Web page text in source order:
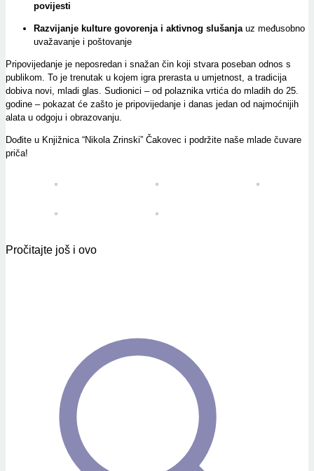
povijesti
Razvijanje kulture govorenja i aktivnog slušanjauz međusobno
uvažavanje i poštovanje
Pripovijedanje je neposredan i snažan čin koji stvara poseban odnos s
publikom. To je trenutak u kojem igra prerasta u umjetnost, a tradicija
dobiva novi, mladi glas. Sudionici – od polaznika vrtića do mladih do 25.
godine – pokazat će zašto je pripovijedanje i danas jedan od najmoćnijih
alata u odgoju i obrazovanju.
Dođite u Knjižnica “Nikola Zrinski” Čakovec i podržite naše mlade čuvare
priča!
Pročitajte još i ovo